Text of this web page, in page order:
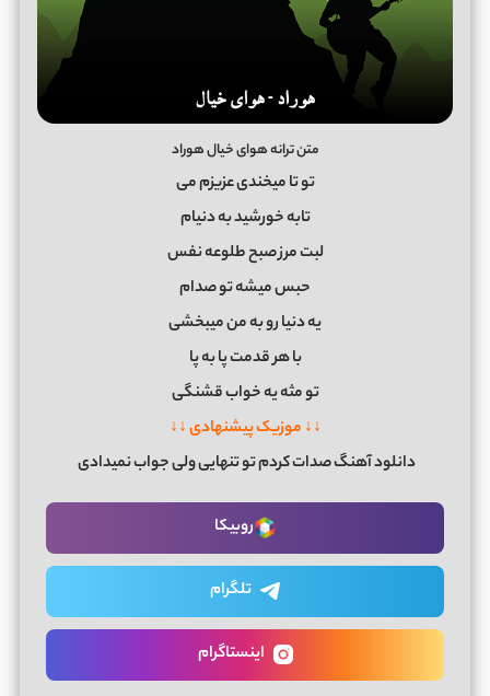
متن ترانه هوای خیال هوراد
تو تا میخندی عزیزم می
تابه خورشید به دنیام
لبت مرز صبح طلوعه نفس
حبس میشه تو صدام
یه دنیا رو به من میبخشی
با هر قدمت پا به پا
تو مثه یه خواب قشنگی
↓↓ موزیک پیشنهادی ↓↓
دانلود آهنگ صدات کردم تو تنهایی ولی جواب نمیدادی
روبیکا
تلگرام
اینستاگرام